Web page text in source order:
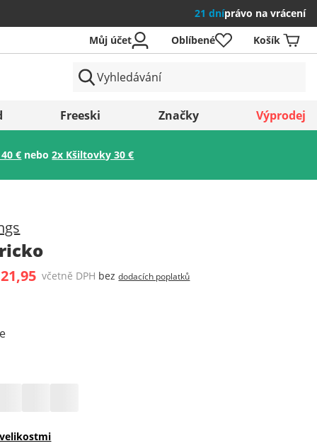
21 dníprávo na vrácení
Uložit
Můj účet Oblíbené Košík
Freeski Značky Výprodej
€ nebo2x Kšiltovky 30 €
včetně DPH bezdodacích poplatků